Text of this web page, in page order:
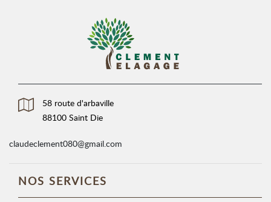
58 route d'arbaville
88100 Saint Die
claudeclement080@gmail.com
NOS SERVICES